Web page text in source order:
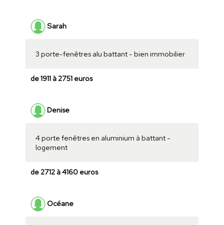
Sarah
3 porte-fenêtres alu battant - bien immobilier
de 1911 à 2751 euros
Denise
4 porte fenêtres en aluminium à battant -
logement
de 2712 à 4160 euros
Océane